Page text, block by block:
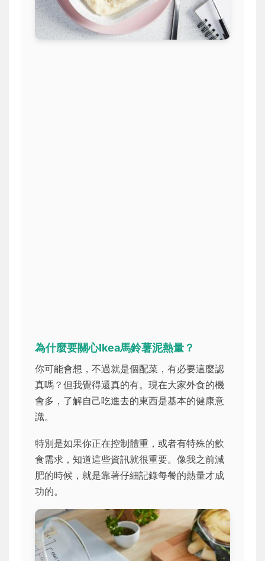
為什麼要關心Ikea馬鈴薯泥熱量？
你可能會想，不過就是個配菜，有必要這麼認
真嗎？但我覺得還真的有。現在大家外食的機
會多，了解自己吃進去的東西是基本的健康意
識。
特別是如果你正在控制體重，或者有特殊的飲
食需求，知道這些資訊就很重要。像我之前減
肥的時候，就是靠著仔細記錄每餐的熱量才成
功的。